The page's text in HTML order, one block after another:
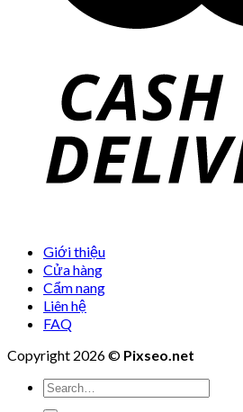
Giới thiệu
Cửa hàng
Cẩm nang
Liên hệ
FAQ
Copyright 2026 © Pixseo.net
Search
for: